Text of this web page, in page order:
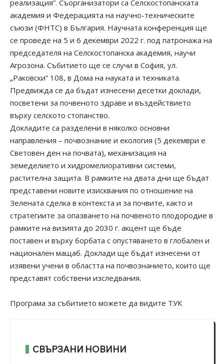
реализация”. Съорганизатори са Селскостопанската
академия и Федерацията на научно-техническите
съюзи (ФНТС) в България. Научната конференция ще
се проведе на 5 и 6 декември 2022 г. под патронажа на
председателя на Селскостопанска академия, научи
Агрозона. Събитието ще се случи в София, ул.
„Раковски” 108, в Дома на науката и техниката.
Предвижда се да бъдат изнесени десетки доклади,
посветени за почвеното здраве и въздействието
върху селското стопанство.
Докладите са разделени в няколко основни
направления – почвознание и екология (5 декември е
Световен ден на почвата), механизация на
земеделието и хидромелиоративни системи,
растителна защита. В рамките на двата дни ще бъдат
представени новите изисквания по отношение на
Зелената сделка в контекста и за почвите, както и
стратегиите за опазването на почвеното плодородие в
рамките на визията до 2030 г. акцент ще бъде
поставен и върху борбата с опустяването в глобален и
национален мащаб. Доклади ще бъдат изнесени от
изявени учени в областта на почвознанието, които ще
представят собствени изследвания.
Програма за събитието можете да видите ТУК
СВЪРЗАНИ НОВИНИ